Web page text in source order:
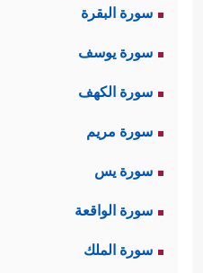
سورة البقرة
سورة يوسف
سورة الكهف
سورة مريم
سورة يس
سورة الواقعة
سورة الملك